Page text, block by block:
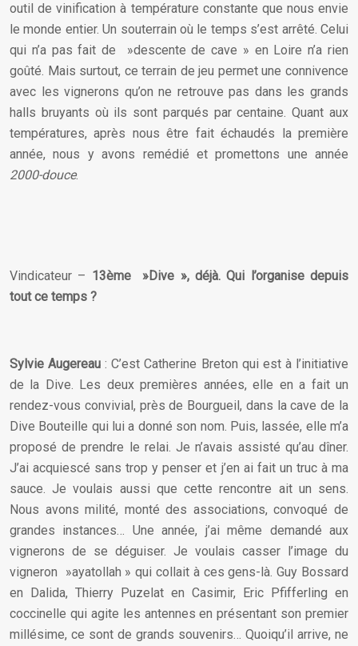
outil de vinification à température constante que nous envie
le monde entier. Un souterrain où le temps s’est arrêté. Celui
qui n’a pas fait de »descente de cave » en Loire n’a rien
goûté. Mais surtout, ce terrain de jeu permet une connivence
avec les vignerons qu’on ne retrouve pas dans les grands
halls bruyants où ils sont parqués par centaine. Quant aux
températures, après nous être fait échaudés la première
année, nous y avons remédié et promettons une année
2000-douce.
Vindicateur – 13ème »Dive », déjà. Qui l’organise depuis
tout ce temps ?
Sylvie Augereau : C’est Catherine Breton qui est à l’initiative
de la Dive. Les deux premières années, elle en a fait un
rendez-vous convivial, près de Bourgueil, dans la cave de la
Dive Bouteille qui lui a donné son nom. Puis, lassée, elle m’a
proposé de prendre le relai. Je n’avais assisté qu’au dîner.
J’ai acquiescé sans trop y penser et j’en ai fait un truc à ma
sauce. Je voulais aussi que cette rencontre ait un sens.
Nous avons milité, monté des associations, convoqué de
grandes instances… Une année, j’ai même demandé aux
vignerons de se déguiser. Je voulais casser l’image du
vigneron »ayatollah » qui collait à ces gens-là. Guy Bossard
en Dalida, Thierry Puzelat en Casimir, Eric Pfifferling en
coccinelle qui agite les antennes en présentant son premier
millésime, ce sont de grands souvenirs… Quoiqu’il arrive, ne